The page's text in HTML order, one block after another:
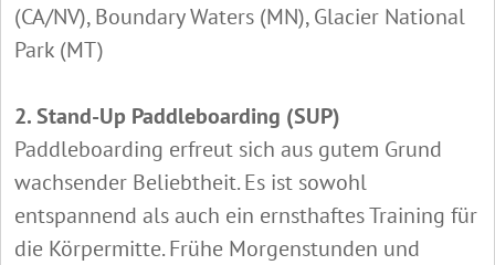
(CA/NV), Boundary Waters (MN), Glacier National
Park (MT)
2. Stand-Up Paddleboarding (SUP)
Paddleboarding erfreut sich aus gutem Grund
wachsender Beliebtheit. Es ist sowohl
entspannend als auch ein ernsthaftes Training für
die Körpermitte. Frühe Morgenstunden und